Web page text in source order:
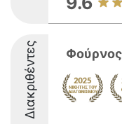
Διακριθέντες